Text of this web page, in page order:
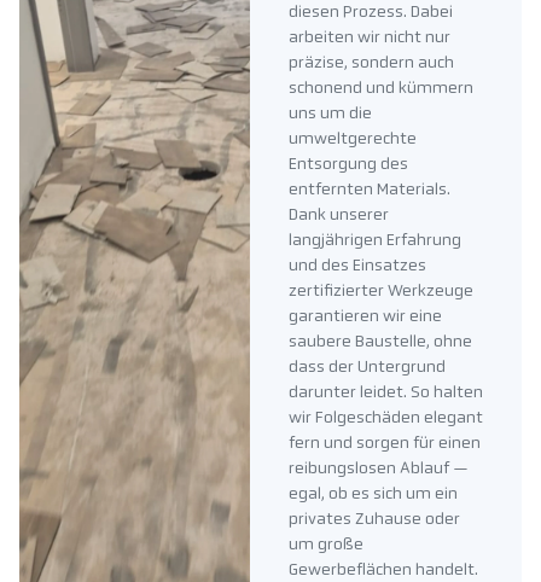
diesen Prozess. Dabei
arbeiten wir nicht nur
präzise, sondern auch
schonend und kümmern
uns um die
umweltgerechte
Entsorgung des
entfernten Materials.
Dank unserer
langjährigen Erfahrung
und des Einsatzes
zertifizierter Werkzeuge
garantieren wir eine
saubere Baustelle, ohne
dass der Untergrund
darunter leidet. So halten
wir Folgeschäden elegant
fern und sorgen für einen
reibungslosen Ablauf —
egal, ob es sich um ein
privates Zuhause oder
um große
Gewerbeflächen handelt.